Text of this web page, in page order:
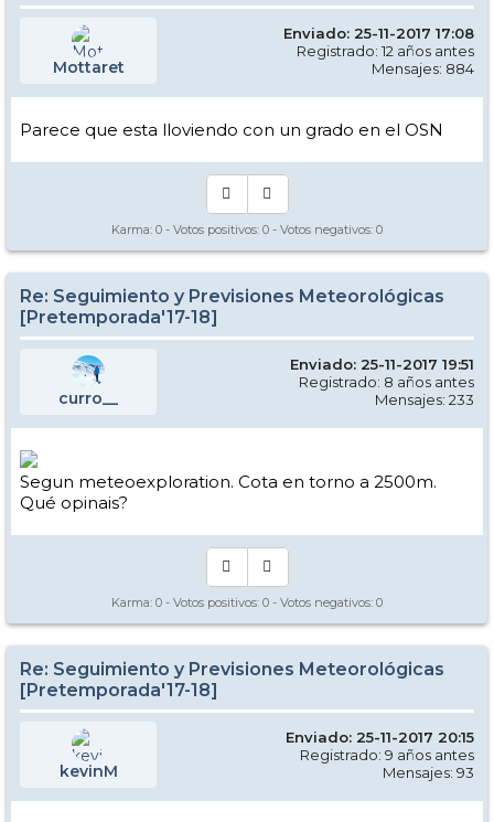
Mottaret
Enviado: 25-11-2017 17:08
Registrado: 12 años antes
Mensajes: 884
Parece que esta lloviendo con un grado en el OSN
Karma: 0 - Votos positivos: 0 - Votos negativos: 0
Re: Seguimiento y Previsiones Meteorológicas
[Pretemporada'17-18]
curro__
Enviado: 25-11-2017 19:51
Registrado: 8 años antes
Mensajes: 233
Segun meteoexploration. Cota en torno a 2500m.
Qué opinais?
Karma: 0 - Votos positivos: 0 - Votos negativos: 0
Re: Seguimiento y Previsiones Meteorológicas
[Pretemporada'17-18]
kevinM
Enviado: 25-11-2017 20:15
Registrado: 9 años antes
Mensajes: 93